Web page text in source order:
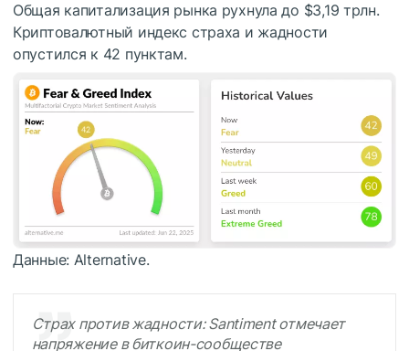
Общая капитализация рынка рухнула до $3,19 трлн.
Криптовалютный индекс страха и жадности
опустился к 42 пунктам.
Данные: Alternative.
Страх против жадности: Santiment отмечает
напряжение в биткоин-сообществе